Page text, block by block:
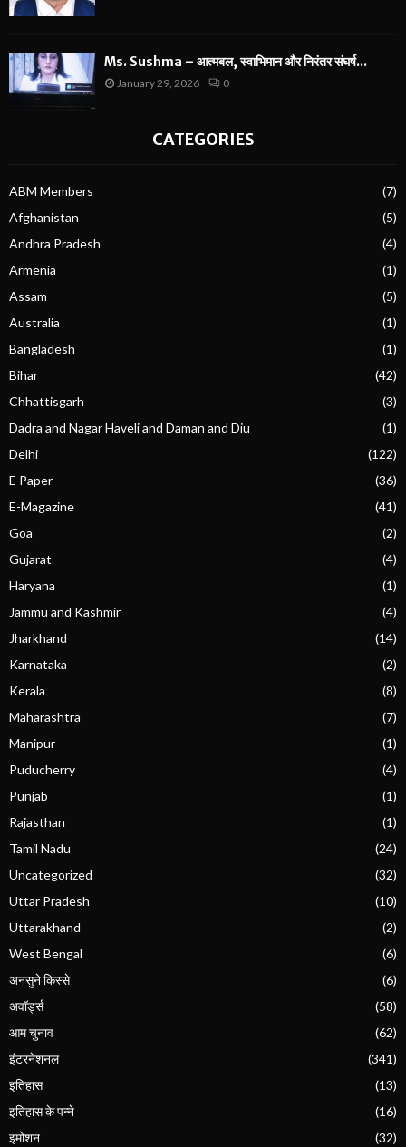
Ms. Sushma – आत्मबल, स्वाभिमान और निरंतर संघर्ष...
January 29, 2026 0
CATEGORIES
ABM Members
(7)
Afghanistan
(5)
Andhra Pradesh
(4)
Armenia
(1)
Assam
(5)
Australia
(1)
Bangladesh
(1)
Bihar
(42)
Chhattisgarh
(3)
Dadra and Nagar Haveli and Daman and Diu
(1)
Delhi
(122)
E Paper
(36)
E-Magazine
(41)
Goa
(2)
Gujarat
(4)
Haryana
(1)
Jammu and Kashmir
(4)
Jharkhand
(14)
Karnataka
(2)
Kerala
(8)
Maharashtra
(7)
Manipur
(1)
Puducherry
(4)
Punjab
(1)
Rajasthan
(1)
Tamil Nadu
(24)
Uncategorized
(32)
Uttar Pradesh
(10)
Uttarakhand
(2)
West Bengal
(6)
अनसुने किस्से
(6)
अवॉर्ड्स
(58)
आम चुनाव
(62)
इंटरनेशनल
(341)
इतिहास
(13)
इतिहास के पन्ने
(16)
इमोशन
(32)